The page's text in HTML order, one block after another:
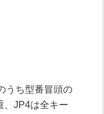
うち型番冒頭の
、JP4は全キー